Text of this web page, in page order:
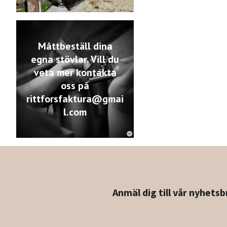
Måttbeställ dina
egna stövlar. Vill du
veta mer kontakta
oss på
rittforsfaktura@gmai
l.com
Anmäl dig till vår